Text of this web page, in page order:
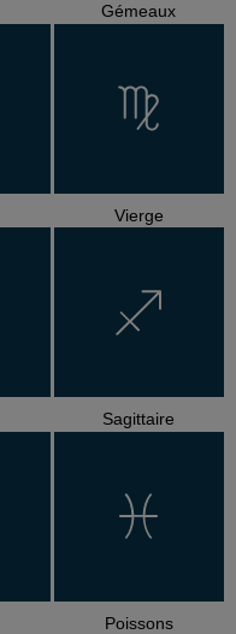
Gémeaux
Vierge
Sagittaire
Poissons